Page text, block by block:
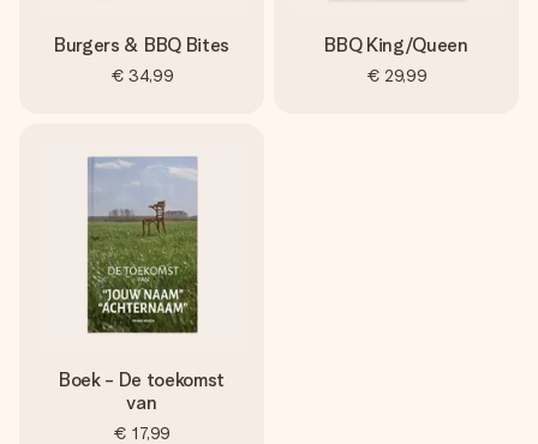
Burgers & BBQ Bites
€ 34,99
BBQ King/Queen
€ 29,99
Boek - De toekomst
van
€ 17,99